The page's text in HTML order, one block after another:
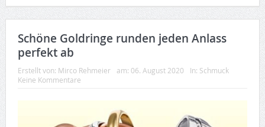
Schöne Goldringe runden jeden Anlass
perfekt ab
Erstellt von: Mirco Rehmeier am: 06. August 2020 In: Schmuck
Keine Kommentare